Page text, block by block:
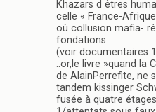
Khazars d êtres
celle « France-
où collusion mafia-
fondations ..
(voir documentaires
..or,le livre »quand la
de AlainPerrefite, ne
tandem kissinger
fusée à quatre